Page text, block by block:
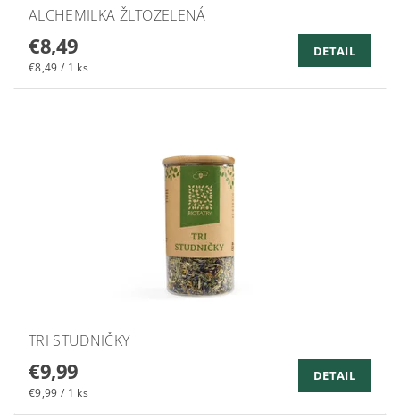
ALCHEMILKA ŽLTOZELENÁ
€8,49
€8,49 / 1 ks
DETAIL
TRI STUDNIČKY
€9,99
€9,99 / 1 ks
DETAIL